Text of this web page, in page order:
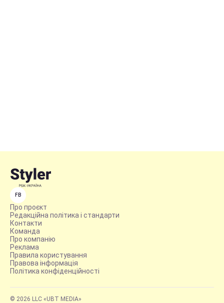
FB
Про проєкт
Редакційна політика і стандарти
Контакти
Команда
Про компанію
Реклама
Правила користування
Правова інформація
Політика конфіденційності
© 2026 LLC «UBT MEDIA»